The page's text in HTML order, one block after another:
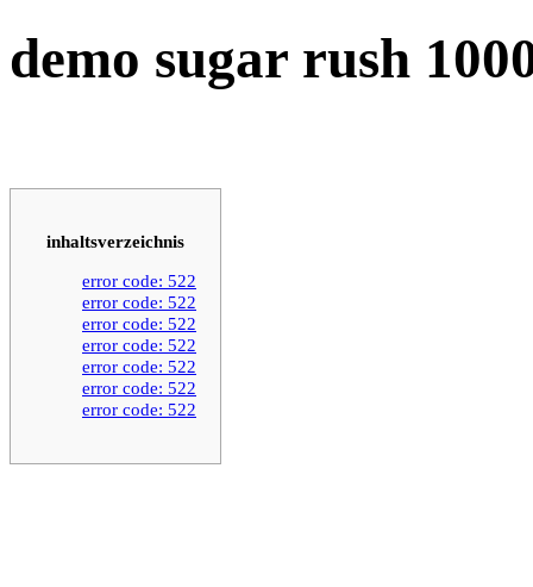
demo sugar rush
inhaltsverzeichnis
error code: 522
error code: 522
error code: 522
error code: 522
error code: 522
error code: 522
error code: 522